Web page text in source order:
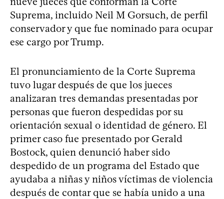
Suprema, incluido Neil M Gorsuch, de perfil
conservador y que fue nominado para ocupar
ese cargo por Trump.
El pronunciamiento de la Corte Suprema
tuvo lugar después de que los jueces
analizaran tres demandas presentadas por
personas que fueron despedidas por su
orientación sexual o identidad de género. El
primer caso fue presentado por Gerald
Bostock, quien denunció haber sido
despedido de un programa del Estado que
ayudaba a niñas y niños víctimas de violencia
después de contar que se había unido a una